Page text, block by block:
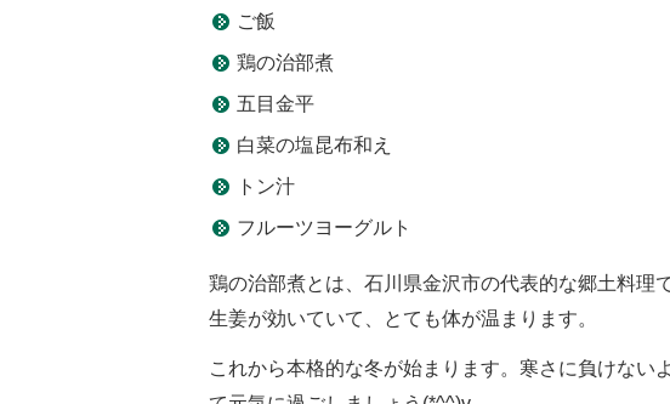
ご飯
鶏の治部煮
五目金平
白菜の塩昆布和え
トン汁
フルーツヨーグルト
鶏の治部煮とは、石川県金沢市の代表的な郷土料理で
生姜が効いていて、とても体が温まります。
これから本格的な冬が始まります。寒さに負けない